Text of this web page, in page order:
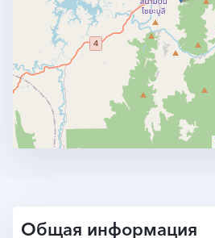
Общая информация